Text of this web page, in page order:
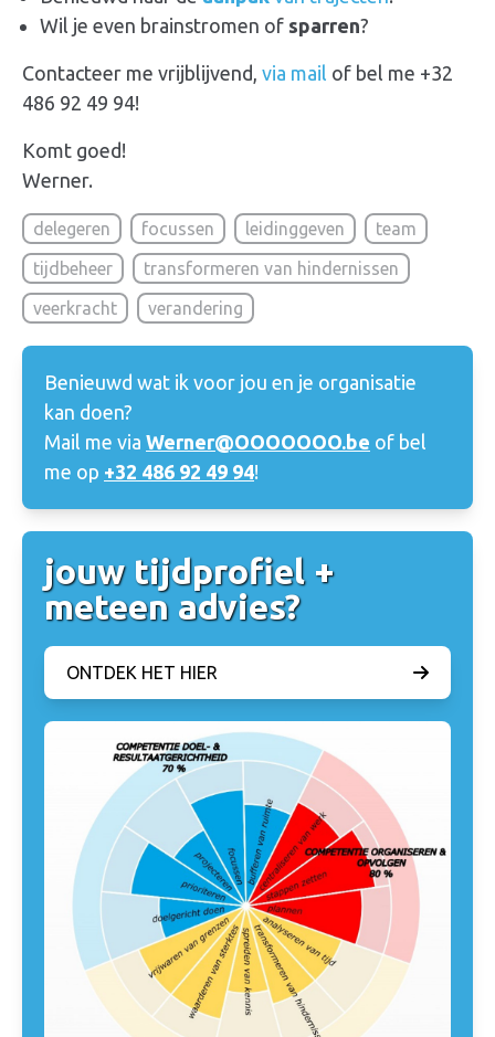
Wil je even brainstromen of sparren?
Contacteer me vrijblijvend, via mail of bel me +32
486 92 49 94!
Komt goed!
Werner.
delegeren focussen leidinggeven
team
tijdbeheer
transformeren van hindernissen
veerkracht
verandering
Benieuwd wat ik voor jou en je organisatie
kan doen?
Mail me via Werner@OOOOOOO.be of bel
me op +32 486 92 49 94!
jouw tijdprofiel +
meteen advies?
ONTDEK HET HIER